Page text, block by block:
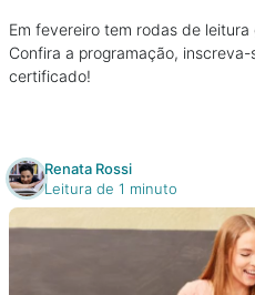
Em fevereiro tem rodas de
Confira a programação,
certificado!
Renata Rossi
Leitura de 1 minuto